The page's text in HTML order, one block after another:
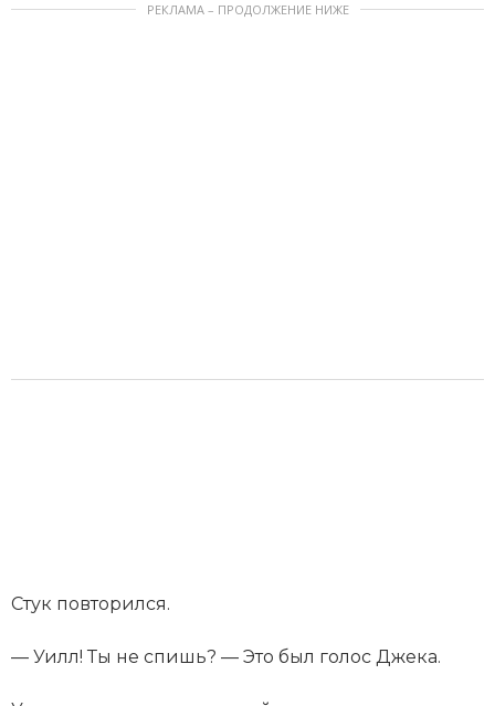
РЕКЛАМА – ПРОДОЛЖЕНИЕ НИЖЕ
Стук повторился.
— Уилл! Ты не спишь? — Это был голос Джека.